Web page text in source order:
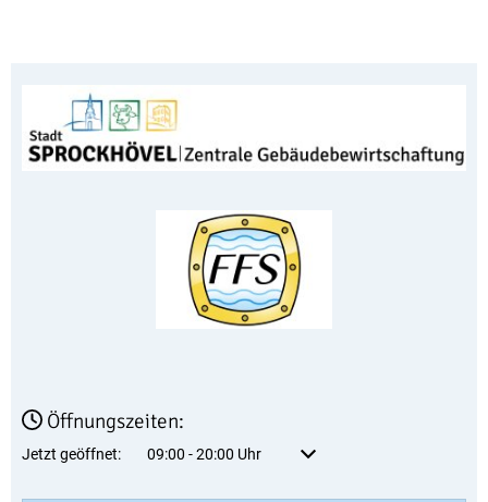
Öffnungszeiten:
Klicken, um weitere Öffnungs- oder Schließzeiten auszublenden
Jetzt geöffnet: 09:00 -20:00 Uhr Von 09:00 bis 20:00 Uhr